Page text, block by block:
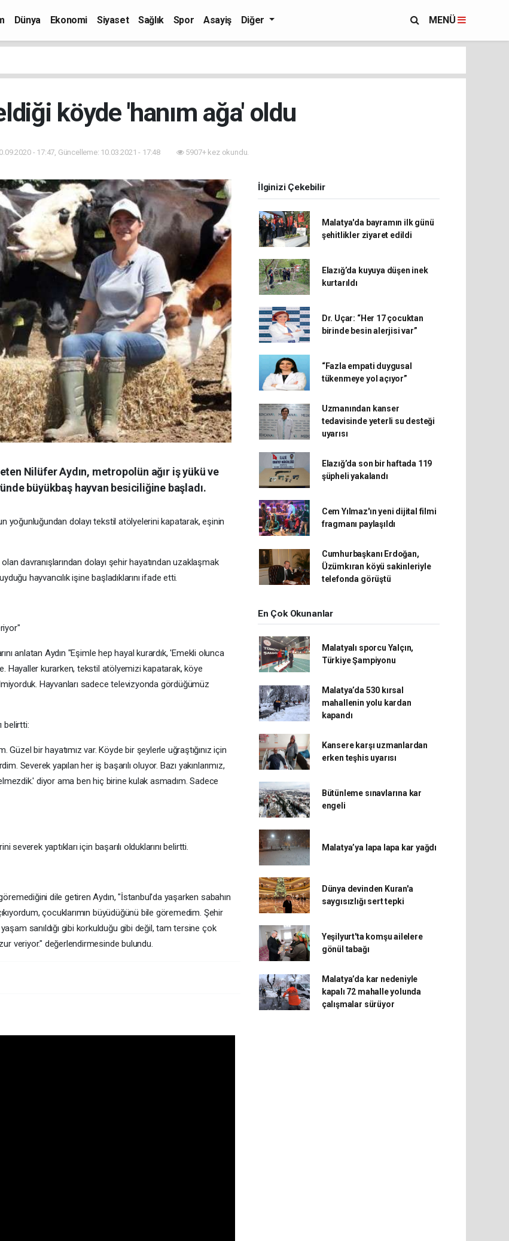
Dünya Ekonomi Siyaset Sağlık Spor Asayiş Diğer MENÜ
köyde 'hanım ağa' oldu
- 17:47, Güncelleme: 10.03.2021 - 17:48 5907+ kez okundu.
Nilüfer Aydın, metropolün ağır iş yükü ve
büyükbaş hayvan besiciliğine başladı.
yoğunluğundan dolayı tekstil atölyelerini kapatarak, eşinin
davranışlarından dolayı şehir hayatından uzaklaşmak
hayvancılık işine başladıklarını ifade etti.
anlatan Aydın "Eşimle hep hayal kurardık, 'Emekli olunca
Hayaller kurarken, tekstil atölyemizi kapatarak, köye
Hayvanları sadece televizyonda gördüğümüz
belirtti:
bir hayatımız var. Köyde bir şeylerle uğraştığınız için
Severek yapılan her iş başarılı oluyor. Bazı yakınlarımız,
diyor ama ben hiç birine kulak asmadım. Sadece
severek yaptıkları için başarılı olduklarını belirtti.
dile getiren Aydın, "İstanbul'da yaşarken sabahın
çocuklarımın büyüdüğünü bile göremedim. Şehir
sanıldığı gibi korkulduğu gibi değil, tam tersine çok
veriyor." değerlendirmesinde bulundu.
İlginizi Çekebilir
Malatya'da bayramın ilk günü
şehitlikler ziyaret edildi
Elazığ’da kuyuya düşen inek
kurtarıldı
Dr. Uçar: “Her 17 çocuktan
birinde besin alerjisi var”
“Fazla empati duygusal
tükenmeye yol açıyor”
Uzmanından kanser
tedavisinde yeterli su desteği
uyarısı
Elazığ’da son bir haftada 119
şüpheli yakalandı
Cem Yılmaz'ın yeni dijital filmi
fragmanı paylaşıldı
Cumhurbaşkanı Erdoğan,
Üzümkıran köyü sakinleriyle
telefonda görüştü
En Çok Okunanlar
Malatyalı sporcu Yalçın,
Türkiye Şampiyonu
Malatya’da 530 kırsal
mahallenin yolu kardan
kapandı
Kansere karşı uzmanlardan
erken teşhis uyarısı
Bütünleme sınavlarına kar
engeli
Malatya’ya lapa lapa kar yağdı
Dünya devinden Kuran'a
saygısızlığı sert tepki
Yeşilyurt'ta komşu ailelere
gönül tabağı
Malatya’da kar nedeniyle
kapalı 72 mahalle yolunda
çalışmalar sürüyor